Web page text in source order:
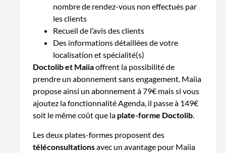
nombre de rendez-vous non effectués par
les clients
Recueil de l’avis des clients
Des informations détaillées de votre
localisation et spécialité(s)
Doctolib et Maiiaoffrent la possibilité de
prendre un abonnement sans engagement. Maiia
propose ainsi un abonnement à 79€ mais si vous
ajoutez la fonctionnalité Agenda, il passe à 149€
soit le même coût que la plate-forme Doctolib.
Les deux plates-formes proposent des
téléconsultationsavec un avantage pour Maiia